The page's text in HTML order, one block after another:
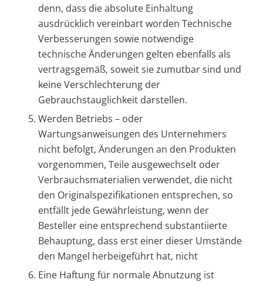
denn, dass die absolute Einhaltung
ausdrücklich vereinbart worden Technische
Verbesserungen sowie notwendige
technische Änderungen gelten ebenfalls als
vertragsgemäß, soweit sie zumutbar sind und
keine Verschlechterung der
Gebrauchstauglichkeit darstellen.
Werden Betriebs – oder
Wartungsanweisungen des Unternehmers
nicht befolgt, Änderungen an den Produkten
vorgenommen, Teile ausgewechselt oder
Verbrauchsmaterialien verwendet, die nicht
den Originalspezifikationen entsprechen, so
entfällt jede Gewährleistung, wenn der
Besteller eine entsprechend substantiierte
Behauptung, dass erst einer dieser Umstände
den Mangel herbeigeführt hat, nicht
Eine Haftung für normale Abnutzung ist